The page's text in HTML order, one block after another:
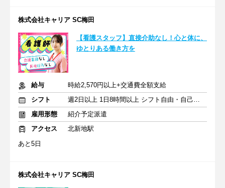
株式会社キャリア SC梅田
【看護スタッフ】直接介助なし！心と体に、
ゆとりある働き方を
給与
時給2,570円以上+交通費全額支給
シフト
週2日以上 1日8時間以上 シフト自由・自己申告
雇用形態
紹介予定派遣
アクセス
北新地駅
あと5日
株式会社キャリア SC梅田